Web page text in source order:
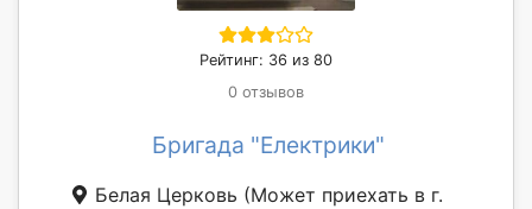
Рейтинг: 36 из 80
0 отзывов
Бригада "Електрики"
Белая Церковь (Может приехать в г.